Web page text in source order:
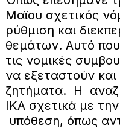
Μαϊου σχετικός
ρύθμιση και
θεμάτων. Αυτό
τις νομικές
να εξεταστούν
ζητήματα. Η
ΙΚΑ σχετικά με
υπόθεση, όπως